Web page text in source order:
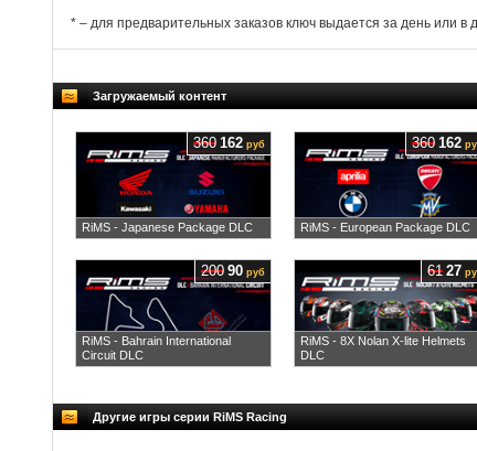
* – для предварительных заказов ключ выдается за день или в
Загружаемый контент
RiMS - Japanese Package DLC
360 162 руб
RiMS - European Package DLC
360 162
RiMS - Bahrain International
Circuit DLC
200 90 руб
RiMS - 8X Nolan X-lite Helmets
DLC
61 27
Другие игры серии RiMS Racing